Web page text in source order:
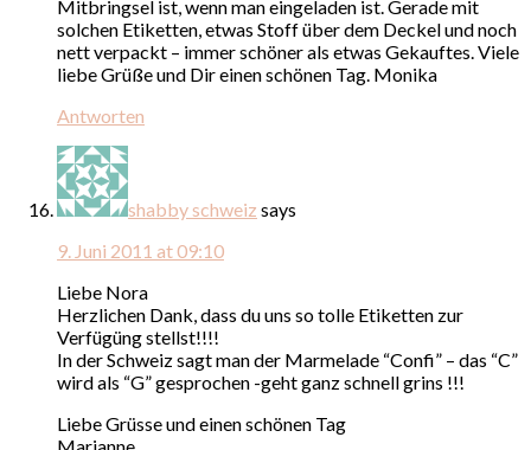
Mitbringsel ist, wenn man eingeladen ist. Gerade mit
solchen Etiketten, etwas Stoff über dem Deckel und noch
nett verpackt – immer schöner als etwas Gekauftes. Viele
liebe Grüße und Dir einen schönen Tag. Monika
Antworten
shabby schweiz says
9. Juni 2011 at 09:10
Liebe Nora
Herzlichen Dank, dass du uns so tolle Etiketten zur
Verfügüng stellst!!!!
In der Schweiz sagt man der Marmelade “Confi” – das “C”
wird als “G” gesprochen -geht ganz schnell grins !!!
Liebe Grüsse und einen schönen Tag
Marianne